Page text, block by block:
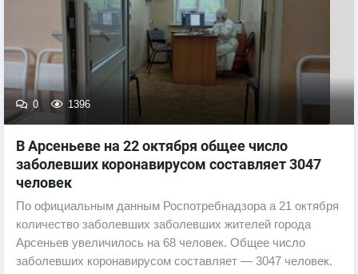
0 1396
В Арсеньеве на 22 октября общее число
заболевших коронавирусом составляет 3047
человек
По официальным данным Роспотребнадзора а 21 октября
количество заболевших заболевших жителей города
Арсеньев увеличилось на 68 человек. Общее число
заболевших коронавирусом составляет — 3047 человек.